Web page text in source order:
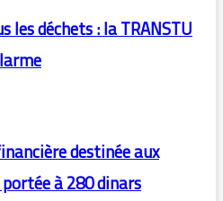
les déchets : la TRANSTU
destinée aux
à 280 dinars